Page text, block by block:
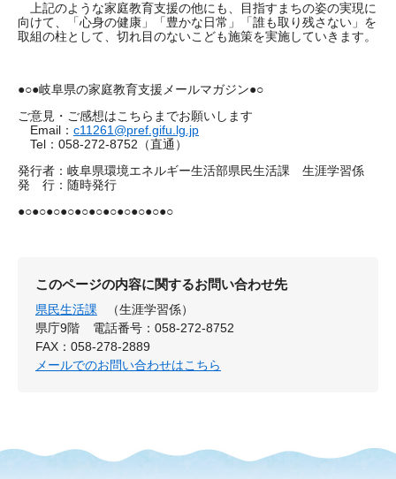
上記のような家庭教育支援の他にも、目指すまちの姿の実現に
向けて、「心身の健康」「豊かな日常」「誰も取り残さない」を
取組の柱として、切れ目のないこども施策を実施していきます。
●○●岐阜県の家庭教育支援メールマガジン●○
ご意見・ご感想はこちらまでお願いします
Email： c11261@pref.gifu.lg.jp
Tel：058-272-8752（直通）
発行者：岐阜県環境エネルギー生活部県民生活課 生涯学習係
発 行：随時発行
●○●○●○●○●○●○●○●○●○●○●○
このページの内容に関するお問い合わせ先
県民生活課
（生涯学習係）
県庁9階
電話番号：058-272-8752
FAX：058-278-2889
メールでのお問い合わせはこちら